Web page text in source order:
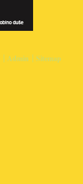
| Admin | Sitemap